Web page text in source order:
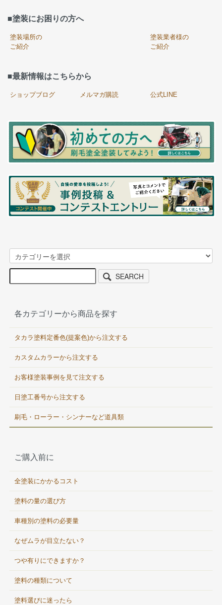
■塗装にお困りの方へ
塗装場所の
ご紹介
塗装業者様の
ご紹介
■最新情報はこちらから
ショップブログ メルマガ購読 公式LINE
SEARCH
各カテゴリーから商品を探す
タカラ塗料定番色(提案色)から注文する
カスタムカラーから注文する
お客様塗装事例を見て注文する
日塗工番号から注文する
刷毛・ローラー・シンナーなど道具類
ご購入前に
全塗装にかかるコスト
塗料の量の選び方
車種別の塗料の必要量
なぜムラが目立たない？
つや有りにできますか？
塗料の種類について
塗料選びに迷ったら